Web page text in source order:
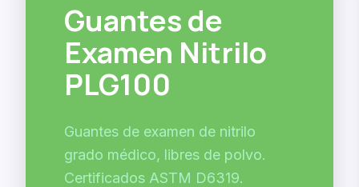
Guantes de
Examen Nitrilo
PLG100
Guantes de examen de nitrilo
grado médico, libres de polvo.
Certificados ASTM D6319.